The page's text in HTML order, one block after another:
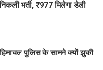
भर्ती, ₹977 मिलेगा डेली
पुलिस के सामने क्यों झुकी